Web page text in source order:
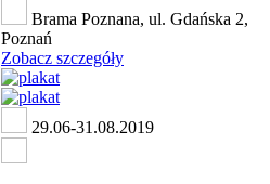
Brama Poznana, ul. Gdańska 2,
Poznań
Zobacz szczegóły
29.06-31.08.2019